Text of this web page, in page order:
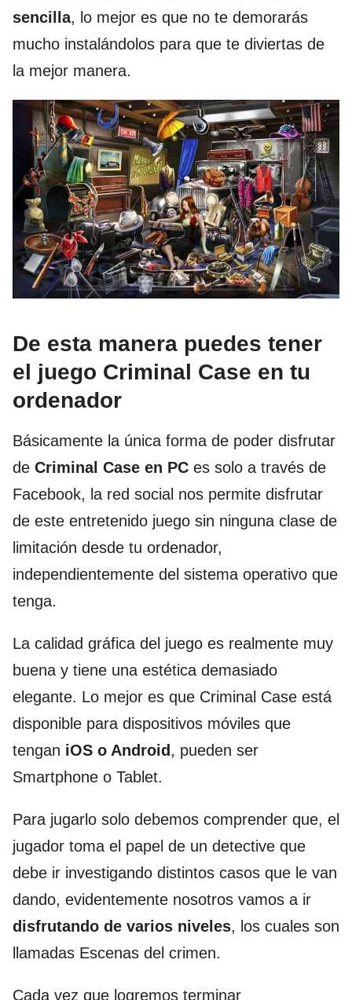
sencilla, lo mejor es que no te demorarás
mucho instalándolos para que te diviertas de
la mejor manera.
De esta manera puedes tener
el juego Criminal Case en tu
ordenador
Básicamente la única forma de poder disfrutar
de Criminal Case en PC es solo a través de
Facebook, la red social nos permite disfrutar
de este entretenido juego sin ninguna clase de
limitación desde tu ordenador,
independientemente del sistema operativo que
tenga.
La calidad gráfica del juego es realmente muy
buena y tiene una estética demasiado
elegante. Lo mejor es que Criminal Case está
disponible para dispositivos móviles que
tengan iOS o Android , pueden ser
Smartphone o Tablet.
Para jugarlo solo debemos comprender que, el
jugador toma el papel de un detective que
debe ir investigando distintos casos que le van
dando, evidentemente nosotros vamos a ir
disfrutando de varios niveles, los cuales son
llamadas Escenas del crimen.
Cada vez que logremos terminar